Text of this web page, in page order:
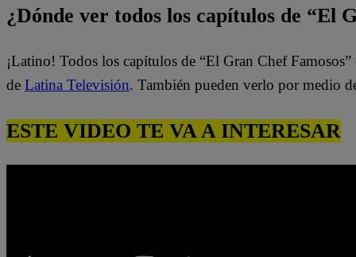
¿Dónde ver todos los capítulos de “El
¡Latino! Todos los capítulos de “El Gran Chef
de Latina Televisión. También pueden verlo por medio
ESTE VIDEO TE VA A INTERESAR